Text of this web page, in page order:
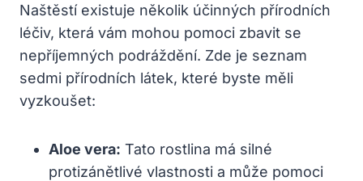
Naštěstí existuje několik účinných přírodních
léčiv, která vám mohou pomoci zbavit se
nepříjemných podráždění. Zde je seznam
sedmi přírodních látek, které byste měli
vyzkoušet:
Aloe vera: Tato rostlina má silné
protizánětlivé vlastnosti a může pomoci